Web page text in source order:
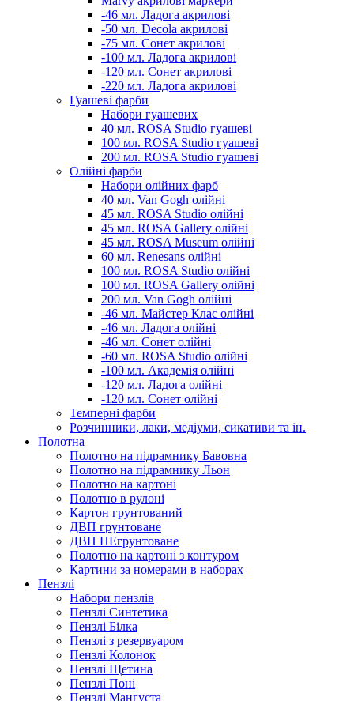
-46 мл. Ладога акрилові
-50 мл. Decola акрилові
-75 мл. Сонет акрилові
-100 мл. Ладога акрилові
-120 мл. Сонет акрилові
-220 мл. Ладога акрилові
Гуашеві фарби
Набори гуашевих
40 мл. ROSA Studio гуашеві
100 мл. ROSA Studio гуашеві
200 мл. ROSA Studio гуашеві
Олійні фарби
Набори олійних фарб
40 мл. Van Gogh олійні
45 мл. ROSA Studio олійні
45 мл. ROSA Gallery олійні
45 мл. ROSA Museum олійні
60 мл. Renesans олійні
100 мл. ROSA Studio олійні
100 мл. ROSA Gallery олійні
200 мл. Van Gogh олійні
-46 мл. Майстер Клас олійні
-46 мл. Ладога олійні
-46 мл. Сонет олійні
-60 мл. ROSA Studio олійні
-100 мл. Академія олійні
-120 мл. Ладога олійні
-120 мл. Сонет олійні
Темперні фарби
Розчинники, лаки, медіуми, сикативи та ін.
Полотна
Полотно на підрамнику Бавовна
Полотно на підрамнику Льон
Полотно на картоні
Полотно в рулоні
Картон грунтований
ДВП грунтоване
ДВП НЕгрунтоване
Полотно на картоні з контуром
Картини за номерами в наборах
Пензлі
Набори пензлів
Пензлі Синтетика
Пензлі Білка
Пензлі з резервуаром
Пензлі Колонок
Пензлі Щетина
Пензлі Поні
Пензлі Мангуста